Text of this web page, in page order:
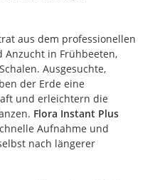
aus dem professionellen
Anzucht in Frühbeeten,
Ausgesuchte,
der Erde eine
und erleichtern die
Flora Instant Plus
Aufnahme und
nach längerer